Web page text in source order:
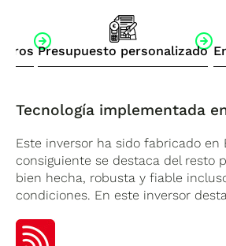
Presupuesto personalizado
Tecnología implementada
Este inversor ha sido fabricado en
consiguiente se destaca del resto
bien hecha, robusta y fiable
condiciones. En este inversor